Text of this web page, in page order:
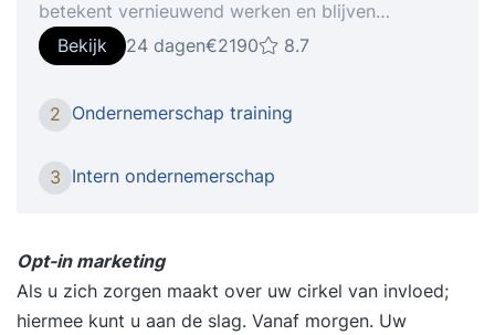
betekent vernieuwend werken en blijven
investeren in jezelf. Iedereen levert toegevoegde
waarde met zijn of haar specifieke kwaliteiten.
fase waarin de organisatie zich op dat moment
een proactieve manier waarde kunt creëren voor
opdrachtgevers, leer je tijdens de
training Proactief en ondernemend gedrag.
Onderwerpen Tijdens de training komen onder
Bekijk 24 dagen€2190 8.7
2 Ondernemerschap training
3 Intern ondernemerschap
Opt-in marketing
Als u zich zorgen maakt over uw cirkel van invloed;
hiermee kunt u aan de slag. Vanaf morgen. Uw